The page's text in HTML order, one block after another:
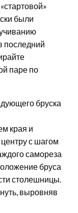
были
последний
паре по
бруска
края и
с шагом
самореза
бруса
столешницы.
выровняв